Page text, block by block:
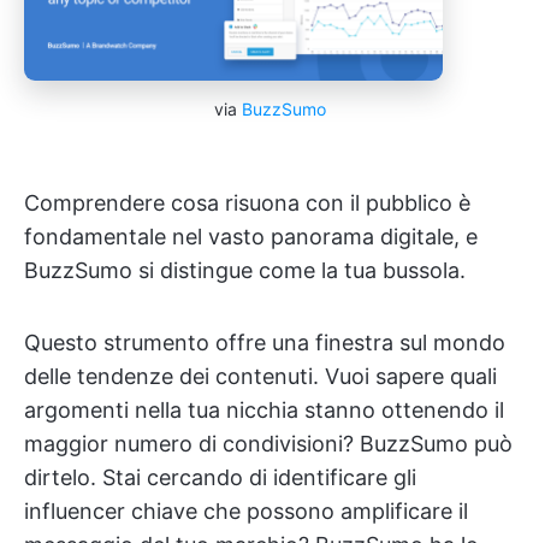
via BuzzSumo
Comprendere cosa risuona con il pubblico è
fondamentale nel vasto panorama digitale, e
BuzzSumo si distingue come la tua bussola.
Questo strumento offre una finestra sul mondo
delle tendenze dei contenuti. Vuoi sapere quali
argomenti nella tua nicchia stanno ottenendo il
maggior numero di condivisioni? BuzzSumo può
dirtelo. Stai cercando di identificare gli
influencer chiave che possono amplificare il